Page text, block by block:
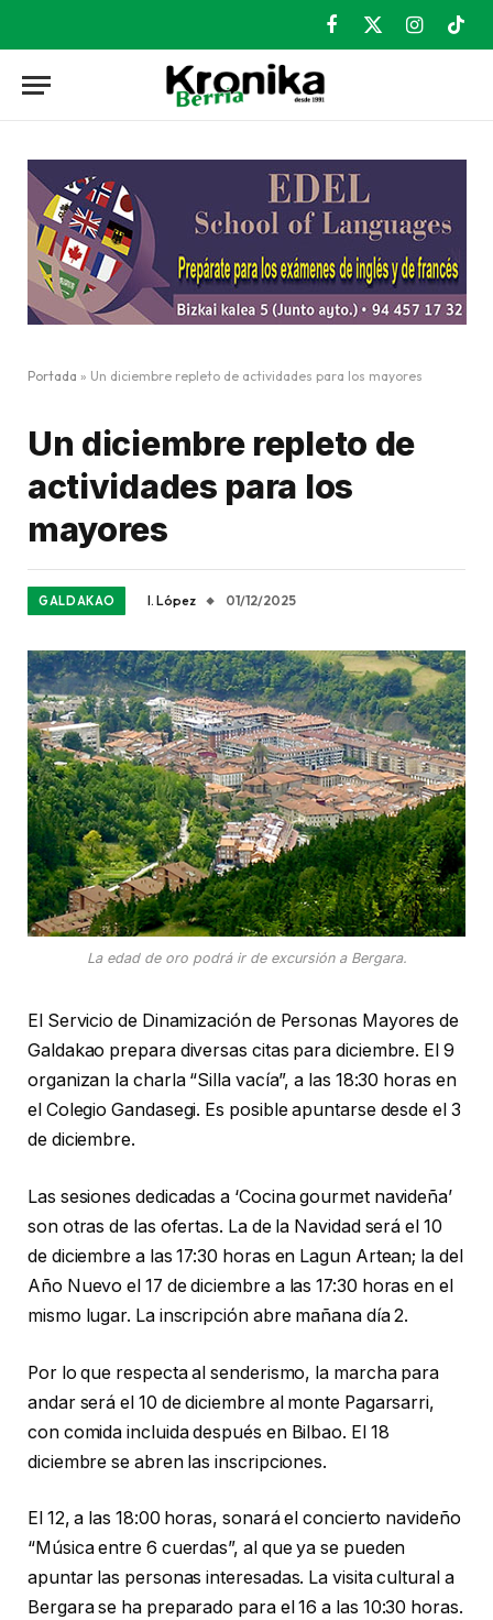
Facebook
X
Instagram
Portada » Un diciembre repleto de actividades para los mayores
Un diciembre repleto de
actividades para los
mayores
GALDAKAO I. López 01/12/2025
La edad de oro podrá ir de excursión a Bergara.
El Servicio de Dinamización de Personas Mayores de
Galdakao prepara diversas citas para diciembre. El 9
organizan la charla “Silla vacía”, a las 18:30 horas en
el Colegio Gandasegi. Es posible apuntarse desde el 3
de diciembre.
Las sesiones dedicadas a ‘Cocina gourmet navideña’
son otras de las ofertas. La de la Navidad será el 10
de diciembre a las 17:30 horas en Lagun Artean; la del
Año Nuevo el 17 de diciembre a las 17:30 horas en el
mismo lugar. La inscripción abre mañana día 2.
Por lo que respecta al senderismo, la marcha para
andar será el 10 de diciembre al monte Pagarsarri,
con comida incluida después en Bilbao. El 18
diciembre se abren las inscripciones.
El 12, a las 18:00 horas, sonará el concierto navideño
“Música entre 6 cuerdas”, al que ya se pueden
apuntar las personas interesadas. La visita cultural a
Bergara se ha preparado para el 16 a las 10:30 horas.